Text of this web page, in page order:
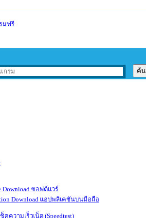
ซอฟต์แวร์
แอปพลิเคชันบนมือถือ
ช็คความเร็วเน็ต (Speedtest)